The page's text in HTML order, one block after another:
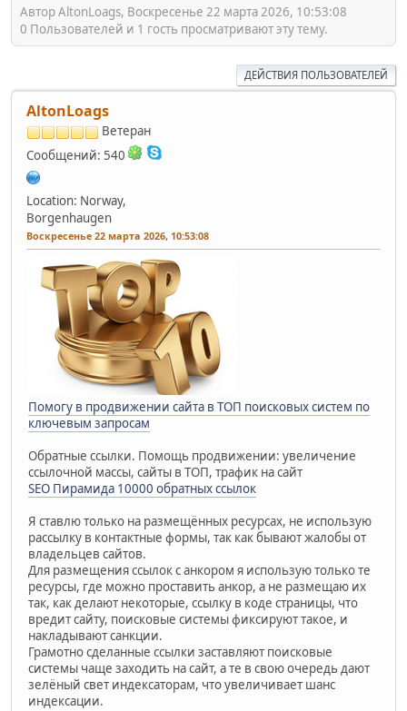
Автор AltonLoags, Воскресенье 22 марта 2026, 10:53:08
0 Пользователей и 1 гость просматривают эту тему.
ДЕЙСТВИЯ ПОЛЬЗОВАТЕЛЕЙ
AltonLoags
Ветеран
Сообщений: 540
Location: Norway,
Borgenhaugen
Воскресенье 22 марта 2026, 10:53:08
Помогу в продвижении сайта в ТОП поисковых систем по
ключевым запросам
Обратные ссылки. Помощь продвижении: увеличение
ссылочной массы, сайты в ТОП, трафик на сайт
SEO Пирамида 10000 обратных ссылок
Я ставлю только на размещённых ресурсах, не использую
рассылку в контактные формы, так как бывают жалобы от
владельцев сайтов.
Для размещения ссылок с анкором я использую только те
ресурсы, где можно проставить анкор, а не размещаю их
так, как делают некоторые, ссылку в коде страницы, что
вредит сайту, поисковые системы фиксируют такое, и
накладывают санкции.
Грамотно сделанные ссылки заставляют поисковые
системы чаще заходить на сайт, а те в свою очередь дают
зелёный свет индексаторам, что увеличивает шанс
индексации.